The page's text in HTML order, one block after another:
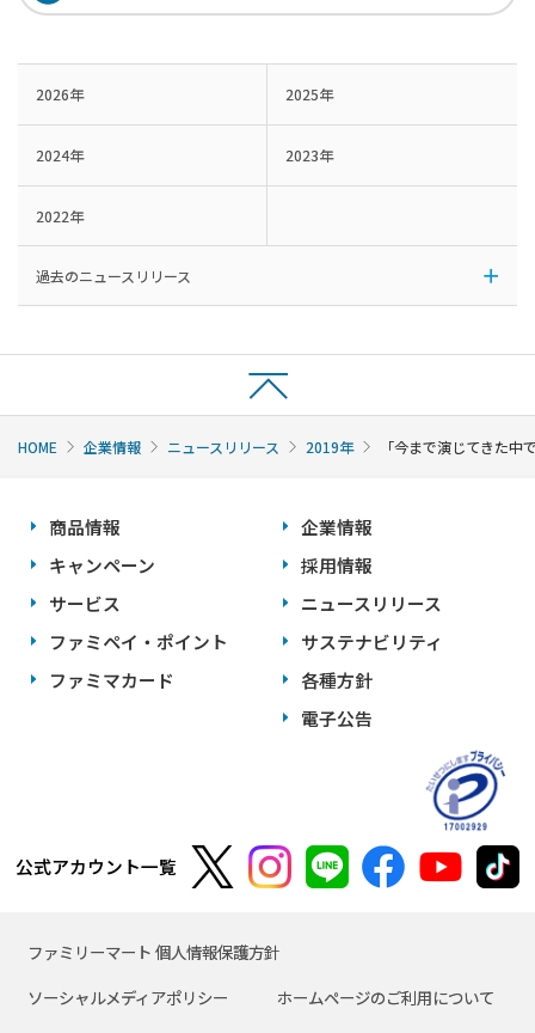
2026年 2025年
2024年 2023年
2022年
過去のニュースリリース
HOME 企業情報 ニュースリリース 2019年 「今まで演じてきた
商品情報
キャンペーン
サービス
ファミペイ・ポイント
ファミマカード
企業情報
採用情報
ニュースリリース
サステナビリティ
各種方針
電子公告
公式アカウント一覧
ファミリーマート 個人情報保護方針
ソーシャルメディアポリシー
ホームページのご利用について